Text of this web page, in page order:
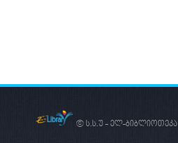
© ს.ს.უ - ელ-ბიბლიოთეკა